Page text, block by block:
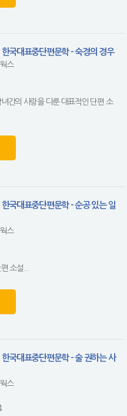
한국대표중단편문학 - 숙경의 경우
스
간의 사랑을 다룬 대표적인 단편 소
한국대표중단편문학 - 순공 있는 일
스
소설...
한국대표중단편문학 - 술 권하는 사
스